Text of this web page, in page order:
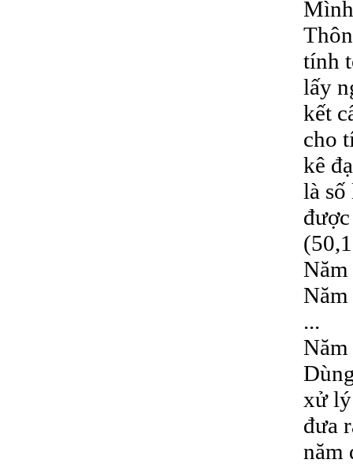
tính
lấy
kết
cho
kê
là số
Năm
Năm
...
Năm
xử lý
đưa
năm